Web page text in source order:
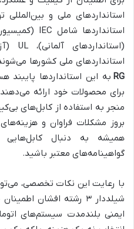
استانداردهای ملی و
استانداردهای ملی کشورها
RG به این استانداردها پایبند
برای محصولات خود ارائه
منجر به استفاده از کابل‌های
بروز مشکلات فراوان و
همیشه به دنبال
گواهینامه‌های معتبر باشید.
با رعایت این نکات تخصصی،
شیلددار ۳ رشته افشان
ایمنی بلندمدت سیستم‌های